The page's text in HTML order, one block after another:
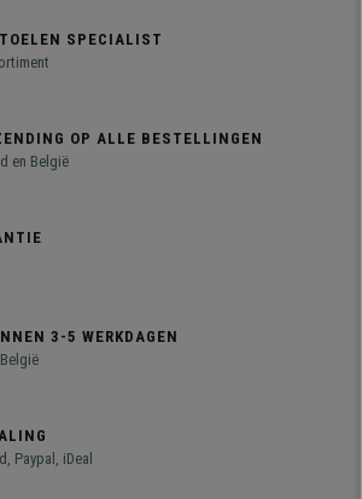
SPECIALIST
OP ALLE BESTELLINGEN
en België
3-5 WERKDAGEN
Paypal, iDeal